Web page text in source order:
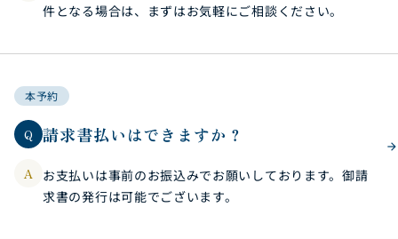
件となる場合は、まずはお気軽にご相談ください。
本予約
Q 請求書払いはできますか？
A お支払いは事前のお振込みでお願いしております。御請
求書の発行は可能でございます。